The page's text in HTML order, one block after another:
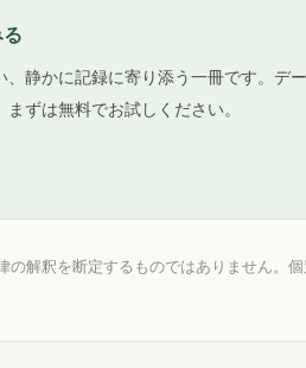
静かに記録に寄り添う一冊です。デ
ずは無料でお試しください。
解釈を断定するものではありません。